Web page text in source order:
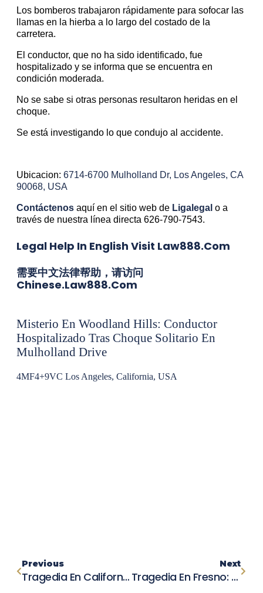
Los bomberos trabajaron rápidamente para sofocar las
llamas en la hierba a lo largo del costado de la
carretera.
El conductor, que no ha sido identificado, fue
hospitalizado y se informa que se encuentra en
condición moderada.
No se sabe si otras personas resultaron heridas en el
choque.
Se está investigando lo que condujo al accidente.
Ubicacion: 6714-6700 Mulholland Dr, Los Angeles, CA
90068, USA
Contáctenos aquí en el sitio web de Ligalegal o a
través de nuestra línea directa 626-790-7543.
Legal Help In English Visit Law888.com
需要中文法律帮助，请访问
Chinese.law888.com
Misterio En Woodland Hills: Conductor
Hospitalizado Tras Choque Solitario En
Mulholland Drive
4MF4+9VC Los Angeles, California, USA
Previous
Tragedia En California: Madre Detenida Por La Muerte De Su Hija De 4 Años
Next
Tragedia En Fresno: Dos Muertos Y Un Herido En Terrible Accidente En Marks Y Clinton